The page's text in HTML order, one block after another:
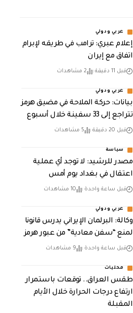
عربي ودولي
إعلام عبري: ترامب في طريقه لإبرام
اتفاق مع إيران
قبل 11 دقيقة 2 مشاهدات
عربي ودولي
بيانات: حركة الملاحة في مضيق هرمز
تتراجع إلى 33 سفينة خلال أسبوع
قبل 20 دقيقة 5 مشاهدات
سياسة
مصدر للرشيد: لا توجد أي عملية
اعتقال في بغداد يوم أمس
قبل ساعة واحدة 10 مشاهدات
عربي ودولي
وكالة: البرلمان الإيراني يدرس قانونا
لمنع “سفن معادية” من عبور هرمز
قبل ساعة واحدة 9 مشاهدات
محليات
طقس العراق.. توقعات باستمرار
ارتفاع درجات الحرارة خلال الأيام
المقبلة